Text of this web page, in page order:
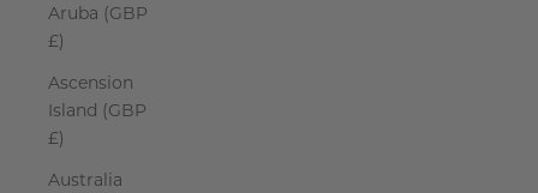
Aruba (GBP
£)
Ascension
Island (GBP
£)
Australia